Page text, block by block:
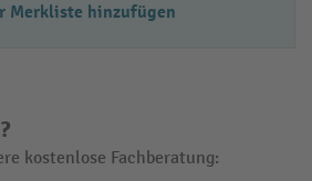
Merkliste hinzufügen
kostenlose Fachberatung: